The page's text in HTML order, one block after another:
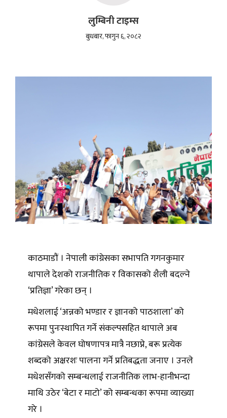
लुम्बिनी टाइम्स
बुधबार, फागुन ६, २०८२
काठमाडौं । नेपाली कांग्रेसका सभापति गगनकुमार
थापाले देशको राजनीतिक र विकासको शैली बदल्ने
‘प्रतिज्ञा’ गरेका छन् ।
मधेशलाई ‘अन्नको भण्डार र ज्ञानको पाठशाला’ को
रूपमा पुनःस्थापित गर्ने संकल्पसहित थापाले अब
कांग्रेसले केवल घोषणापत्र मात्रै नछाप्ने, बरू प्रत्येक
शब्दको अक्षरशः पालना गर्ने प्रतिबद्धता जनाए । उनले
मधेशसँगको सम्बन्धलाई राजनीतिक लाभ-हानीभन्दा
माथि उठेर ‘बेटा र माटो’ को सम्बन्धका रूपमा व्याख्या
गरे ।